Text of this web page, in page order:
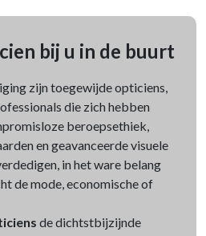
bij u in de buurt
zijn toegewijde opticiens,
die zich hebben
beroepsethiek,
en geavanceerde visuele
in het ware belang
de mode, economische of
de dichtstbijzijnde